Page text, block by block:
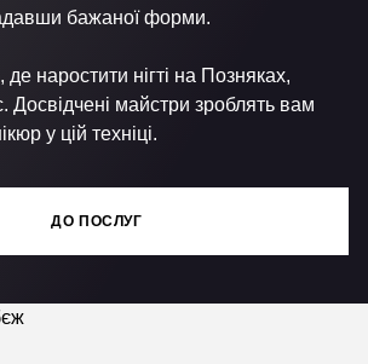
бажаної форми.
наростити нігті на Позняках,
Досвідчені майстри зроблять вам
у цій техніці.
ДО ПОСЛУГ